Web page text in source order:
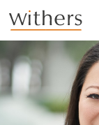
Skip to main content